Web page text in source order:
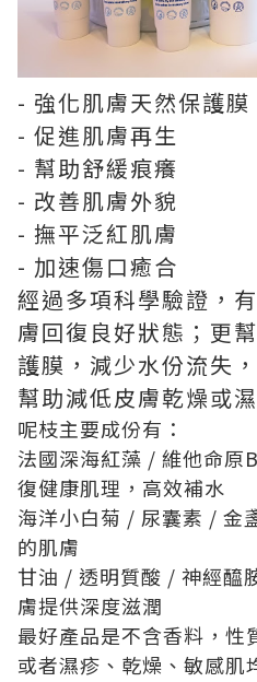
- 強化肌膚天然保護膜
- 促進肌膚再生
- 幫助舒緩痕癢
- 改善肌膚外貌
- 撫平泛紅肌膚
- 加速傷口癒合
經過多項科學驗證，
膚回復良好狀態；更
護膜，減少水份流失
幫助減低皮膚乾燥或
呢枝主要成份有：
法國深海紅藻 / 維他命原
復健康肌理，高效補水
海洋小白菊 / 尿囊素 / 金
的肌膚
甘油 / 透明質酸 / 神經醯
膚提供深度滋潤
最好產品是不含香料，性
或者濕疹、乾燥、敏感肌